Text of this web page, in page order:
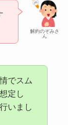
解約のぞみさ
ん
でスム
定し
いまし